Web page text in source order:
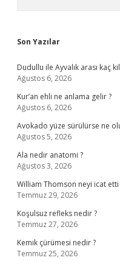
Son Yazılar
Dudullu ile Ayvalık arası kaç
Ağustos 6, 2026
Kur’an ehli ne anlama gelir ?
Ağustos 6, 2026
Avokado yüze sürülürse ne
Ağustos 5, 2026
Ala nedir anatomi ?
Ağustos 3, 2026
William Thomson neyi icat etti
Temmuz 29, 2026
Koşulsuz refleks nedir ?
Temmuz 27, 2026
Kemik çürümesi nedir ?
Temmuz 25, 2026